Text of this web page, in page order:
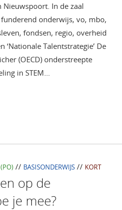
Nieuwspoort. In de zaal
onderwijs, vo, mbo,
fondsen, regio, overheid
‘Nationale Talentstrategie’ De
(OECD) onderstreepte
in STEM…
// BASISONDERWIJS // KORT
op de
je mee?